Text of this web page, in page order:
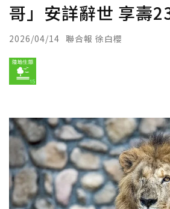
哥」安詳辭世 享壽
2026/04/14 聯合報 徐白櫻